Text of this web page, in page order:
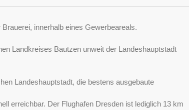
innerhalb eines Gewerbeareals.
Landkreises Bautzen unweit der Landeshauptstadt
Landeshauptstadt, die bestens ausgebaute
erreichbar. Der Flughafen Dresden ist lediglich 13 km